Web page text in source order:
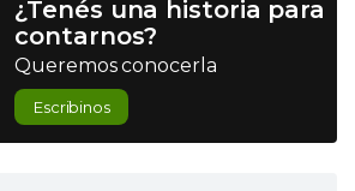
¿Tenés una historia para
contarnos?
Queremos conocerla
Escribinos